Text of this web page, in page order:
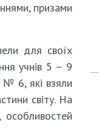
призами
для своїх
учнів 5 – 9
№ 6, які взяли
світу. На
особливостей